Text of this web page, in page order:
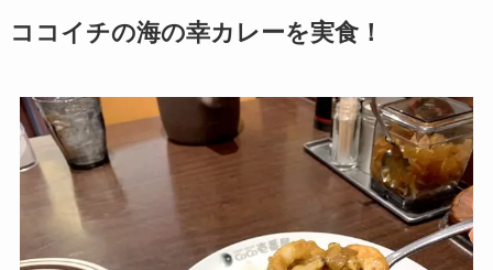
ココイチの海の幸カレーを実食！